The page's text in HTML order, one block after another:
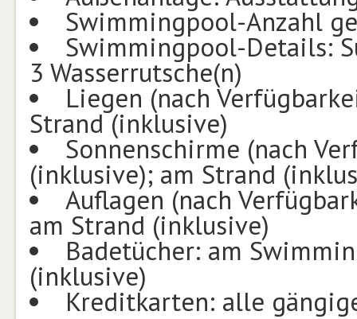
Swimmingpool-Anzahl
Swimmingpool-Details:
3 Wasserrutsche(n)
Liegen (nach
Strand (inklusive)
Sonnenschirme (nach
(inklusive); am Strand
Auflagen (nach
am Strand (inklusive)
Badetücher: am
(inklusive)
Kreditkarten: alle